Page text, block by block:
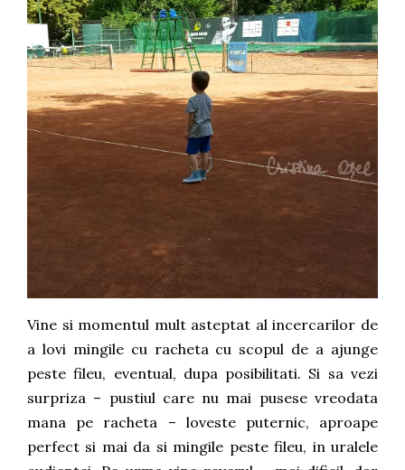
Vine si momentul mult asteptat al incercarilor de
a lovi mingile cu racheta cu scopul de a ajunge
peste fileu, eventual, dupa posibilitati. Si sa vezi
surpriza – pustiul care nu mai pusese vreodata
mana pe racheta – loveste puternic, aproape
perfect si mai da si mingile peste fileu, in uralele